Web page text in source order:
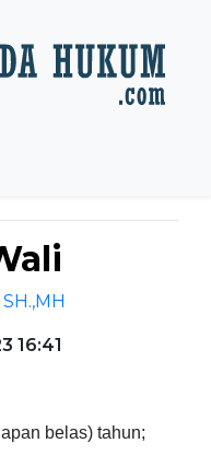
16:41
belas) tahun;